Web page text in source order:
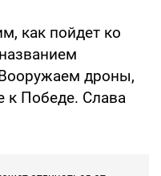
как пойдет ко
дроны,
к Победе. Слава